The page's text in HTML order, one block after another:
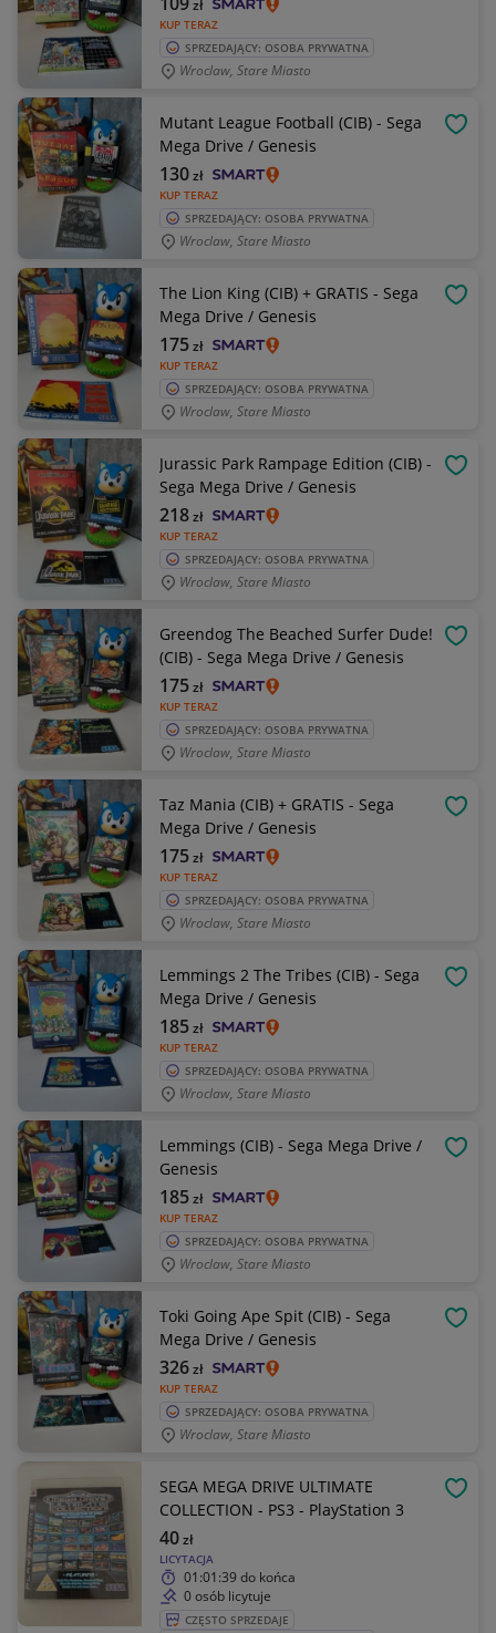
KUP TERAZ
zł
SPRZEDAJĄCY: OSOBA PRYWATNA
Wroclaw, Stare Miasto
Mutant League Football (CIB) - Sega
Mega Drive / Genesis
KUP TERAZ
130zł
SPRZEDAJĄCY: OSOBA PRYWATNA
Wroclaw, Stare Miasto
The Lion King (CIB) + GRATIS - Sega
Mega Drive / Genesis
KUP TERAZ
175zł
SPRZEDAJĄCY: OSOBA PRYWATNA
Wroclaw, Stare Miasto
Jurassic Park Rampage Edition (CIB) -
Sega Mega Drive / Genesis
KUP TERAZ
218zł
SPRZEDAJĄCY: OSOBA PRYWATNA
Wroclaw, Stare Miasto
Greendog The Beached Surfer Dude!
(CIB) - Sega Mega Drive / Genesis
KUP TERAZ
175zł
SPRZEDAJĄCY: OSOBA PRYWATNA
Wroclaw, Stare Miasto
Taz Mania (CIB) + GRATIS - Sega
Mega Drive / Genesis
KUP TERAZ
175zł
SPRZEDAJĄCY: OSOBA PRYWATNA
Wroclaw, Stare Miasto
Lemmings 2 The Tribes (CIB) - Sega
Mega Drive / Genesis
KUP TERAZ
185zł
SPRZEDAJĄCY: OSOBA PRYWATNA
Wroclaw, Stare Miasto
Lemmings (CIB) - Sega Mega Drive /
Genesis
KUP TERAZ
185zł
SPRZEDAJĄCY: OSOBA PRYWATNA
Wroclaw, Stare Miasto
Toki Going Ape Spit (CIB) - Sega
Mega Drive / Genesis
KUP TERAZ
326zł
SPRZEDAJĄCY: OSOBA PRYWATNA
Wroclaw, Stare Miasto
SEGA MEGA DRIVE ULTIMATE
COLLECTION - PS3 - PlayStation 3
LICYTACJA
40zł
01:01:39 do końca
0 osób licytuje
CZĘSTO SPRZEDAJE